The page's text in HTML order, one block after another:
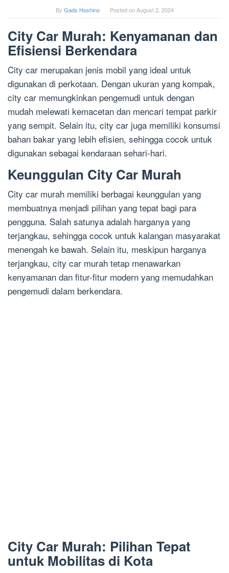
By Gads Hoshino Posted onAugust 2, 2024
City Car Murah: Kenyamanan dan
Efisiensi Berkendara
City car merupakan jenis mobil yang ideal untuk
digunakan di perkotaan. Dengan ukuran yang kompak,
city car memungkinkan pengemudi untuk dengan
mudah melewati kemacetan dan mencari tempat parkir
yang sempit. Selain itu, city car juga memiliki konsumsi
bahan bakar yang lebih efisien, sehingga cocok untuk
digunakan sebagai kendaraan sehari-hari.
Keunggulan City Car Murah
City car murah memiliki berbagai keunggulan yang
membuatnya menjadi pilihan yang tepat bagi para
pengguna. Salah satunya adalah harganya yang
terjangkau, sehingga cocok untuk kalangan masyarakat
menengah ke bawah. Selain itu, meskipun harganya
terjangkau, city car murah tetap menawarkan
kenyamanan dan fitur-fitur modern yang memudahkan
pengemudi dalam berkendara.
City Car Murah: Pilihan Tepat
untuk Mobilitas di Kota